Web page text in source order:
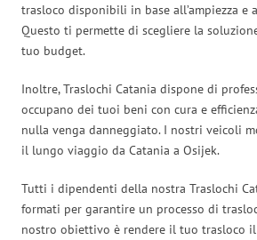
trasloco disponibili in base all’ampiezza e
Questo ti permette di scegliere la
tuo budget.
Inoltre, Traslochi Catania dispone di
occupano dei tuoi beni con cura e
nulla venga danneggiato. I nostri veicoli
il lungo viaggio da Catania a Osijek.
Tutti i dipendenti della nostra Traslochi
formati per garantire un processo di
nostro obiettivo è rendere il tuo trasloco il